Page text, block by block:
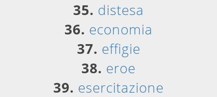
35. distesa
36. economia
37. effigie
38. eroe
39. esercitazione